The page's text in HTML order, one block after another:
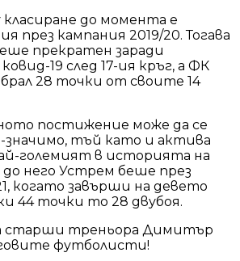
до момента е
през кампания 2019/20. Тогава
прекратен заради
19 след 17-ия кръг, а ФК
28 точки от своите 14
постижение може да се
значимо, тъй като и актива
големият в историята на
до него Устрем беше през
когато завърши на девето
44 точки то 28 двубоя.
старши треньора Димитър
футболисти!